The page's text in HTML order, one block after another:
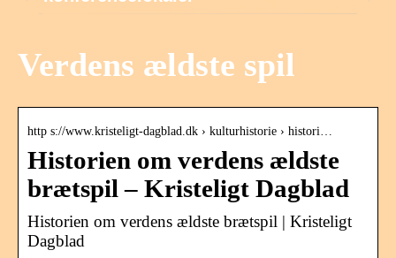
Verdens ældste spil
http s://www.kristeligt-dagblad.dk › kulturhistorie › histori…
Historien om verdens ældste
brætspil – Kristeligt Dagblad
Historien om verdens ældste brætspil | Kristeligt
Dagblad